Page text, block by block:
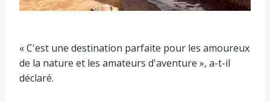
« C'est une destination parfaite pour les amoureux
de la nature et les amateurs d'aventure », a-t-il
déclaré.